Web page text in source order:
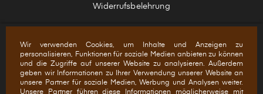
Wir verwenden Cookies, um Inhalte und Anzeigen zu
personalisieren, Funktionen für soziale Medien anbieten zu können
und die Zugriffe auf unserer Website zu analysieren. Außerdem
geben wir Informationen zu Ihrer Verwendung unserer Website an
unsere Partner für soziale Medien, Werbung und Analysen weiter.
Unsere Partner führen diese Informationen möglicherweise mit
Widerrufsbelehrung
+ ERHALTE UNSEREN NEWSLETTER